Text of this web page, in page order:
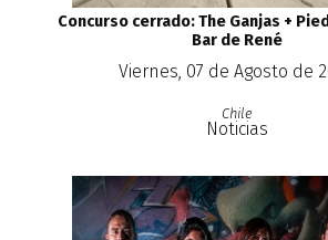
Concurso cerrado: The Ganjas +
Bar de René
Viernes, 07 de Agosto de
Chile
Noticias